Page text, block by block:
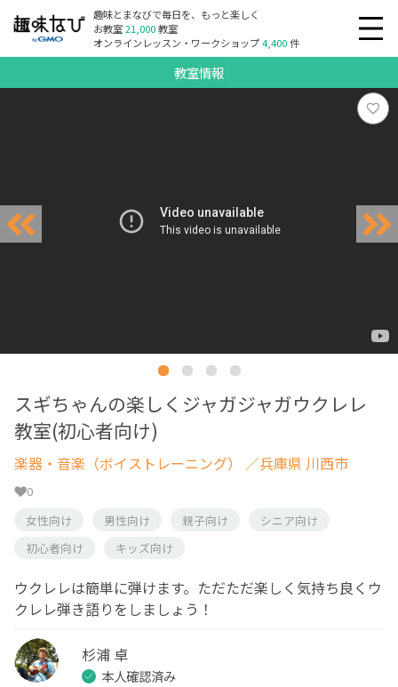
趣味とまなびで毎日を、もっと楽しく
お教室21,000教室
オンラインレッスン・ワークショップ4,400件
教室情報
スギちゃんの楽しくジャガジャガウクレレ
教室(初心者向け)
楽器・音楽（ボイストレーニング） ／兵庫県 川西市
0
女性向け
男性向け 親子向け
シニア向け
初心者向け
キッズ向け
ウクレレは簡単に弾けます。ただただ楽しく気持ち良くウ
クレレ弾き語りをしましょう！
杉浦 卓
本人確認済み